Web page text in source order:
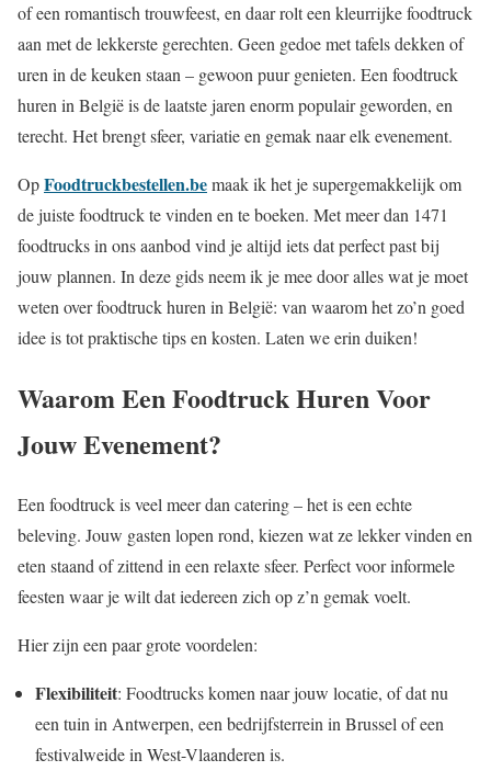
of een romantisch trouwfeest, en daar rolt een kleurrijke foodtruck
aan met de lekkerste gerechten. Geen gedoe met tafels dekken of
uren in de keuken staan – gewoon puur genieten. Een foodtruck
huren in België is de laatste jaren enorm populair geworden, en
terecht. Het brengt sfeer, variatie en gemak naar elk evenement.
OpFoodtruckbestellen.bemaak ik het je supergemakkelijk om
de juiste foodtruck te vinden en te boeken. Met meer dan 1471
foodtrucks in ons aanbod vind je altijd iets dat perfect past bij
jouw plannen. In deze gids neem ik je mee door alles wat je moet
weten over foodtruck huren in België: van waarom het zo’n goed
idee is tot praktische tips en kosten. Laten we erin duiken!
Waarom Een Foodtruck Huren Voor
Jouw Evenement?
Een foodtruck is veel meer dan catering – het is een echte
beleving. Jouw gasten lopen rond, kiezen wat ze lekker vinden en
eten staand of zittend in een relaxte sfeer. Perfect voor informele
feesten waar je wilt dat iedereen zich op z’n gemak voelt.
Hier zijn een paar grote voordelen:
Flexibiliteit: Foodtrucks komen naar jouw locatie, of dat nu
een tuin in Antwerpen, een bedrijfsterrein in Brussel of een
festivalweide in West-Vlaanderen is.